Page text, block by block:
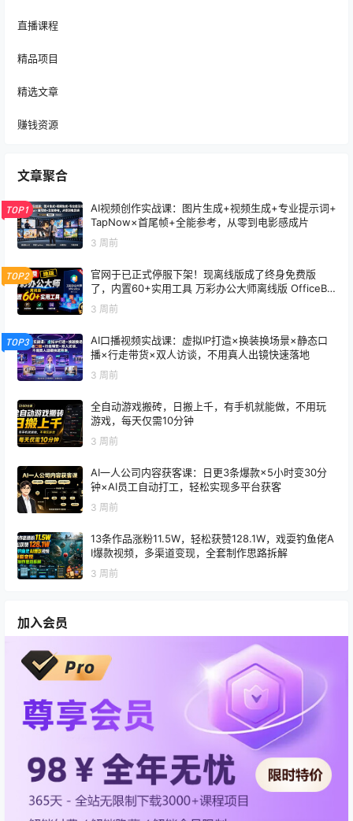
直播课程
精品项目
精选文章
赚钱资源
文章聚合
TOP1
AI视频创作实战课：图片生成+视频生成+专业提示词+
TapNow×首尾帧+全能参考，从零到电影感成片
3 周前
TOP2
官网于已正式停服下架！现离线版成了终身免费版
了，内置60+实用工具 万彩办公大师离线版 OfficeBo
3 周前
TOP3
AI口播视频实战课：虚拟IP打造×换装换场景×静态口
播×行走带货×双人访谈，不用真人出镜快速落地
3 周前
全自动游戏搬砖，日搬上千，有手机就能做，不用玩
游戏，每天仅需10分钟
3 周前
AI一人公司内容获客课：日更3条爆款×5小时变30分
钟×AI员工自动打工，轻松实现多平台获客
3 周前
13条作品涨粉11.5W，轻松获赞128.1W，戏耍钓鱼佬A
I爆款视频，多渠道变现，全套制作思路拆解
3 周前
加入会员